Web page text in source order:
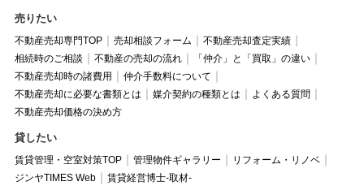
売りたい
不動産売却専門TOP 売却相談フォーム
不動産売却査定実績
相続時のご相談
不動産の売却の流れ
「仲介」と「買取」の違い
不動産売却時の諸費用
仲介手数料について
不動産売却に必要な書類とは
媒介契約の種類とは
よくある質問
不動産売却価格の決め方
貸したい
賃貸管理・空室対策TOP 管理物件ギャラリー
リフォーム・リノベ
ジンヤTIMES Web
賃貸経営博士-取材-